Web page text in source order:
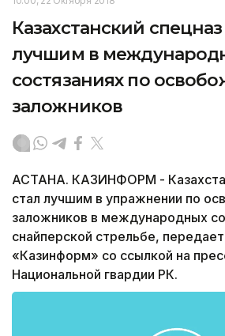
Казахстанский спецназ
лучшим в
состязаниях по
заложников
АСТАНА. КАЗИНФОРМ -
стал лучшим в упражнении по
заложников в международных
снайперской стрельбе,
«Казинформ» со ссылкой на
Национальной гвардии РК.